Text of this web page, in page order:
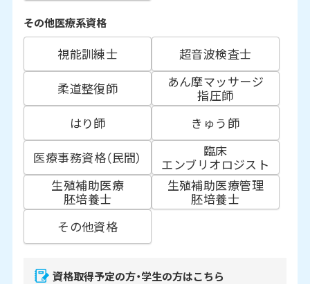
その他医療系資格
視能訓練士
超音波検査士
柔道整復師
あん摩マッサージ
指圧師
はり師
きゅう師
医療事務資格（民間）
臨床
エンブリオロジスト
生殖補助医療
胚培養士
生殖補助医療管理
胚培養士
その他資格
資格取得予定の方・学生の方はこちら